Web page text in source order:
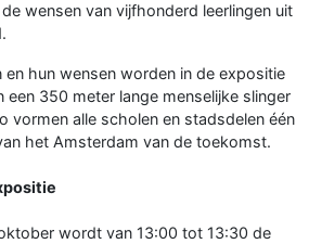
de wensen van vijfhonderd leerlingen uit
en hun wensen worden in de expositie
een 350 meter lange menselijke slinger
vormen alle scholen en stadsdelen één
het Amsterdam van de toekomst.
wordt van 13:00 tot 13:30 de